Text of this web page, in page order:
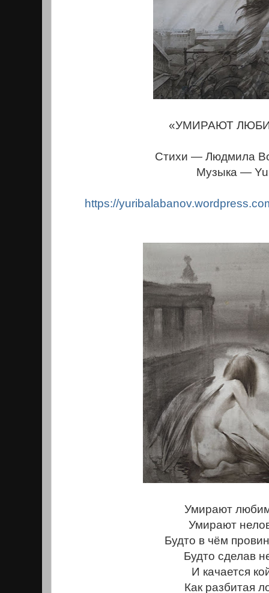
«УМИРАЮТ
Стихи — Людмила
Музыка —
https://yuribalabanov.
Умирают
Умирают
Будто в чём
Будто сделав
И качается
Как разбитая